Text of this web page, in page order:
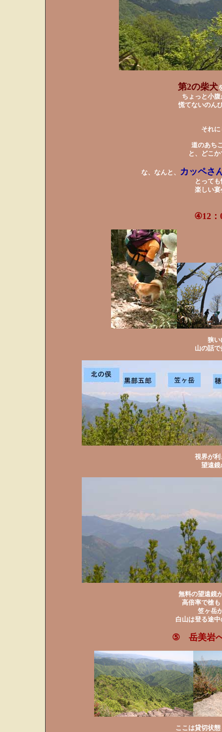
第2の柴犬
ちょっと小
慌てないのん
それ
道のあち
と、どこ
な、なんと、 カッペさ
とって
楽しい宴
④12
狭い
山の話
視界が利
望遠鏡
無料の望遠鏡
高倍率で槍
笠ヶ岳
白山は登る途
⑤ 岳美岩へ
ここは貸切状